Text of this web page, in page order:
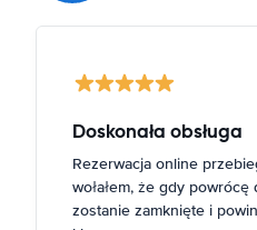
Doskonała obsługa
Rezerwacja online
wołałem, że gdy
zostanie zamknięte i